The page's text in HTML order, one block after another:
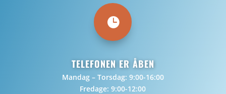

TELEFONEN ER ÅBEN
Mandag – Torsdag: 9:00-16:00
Fredage: 9:00-12:00